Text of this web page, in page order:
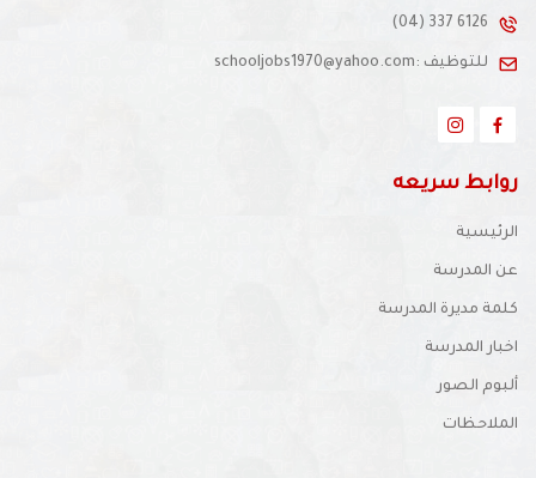
(04) 337 6126
للتوظيف :schooljobs1970@yahoo.com
روابط سريعه
الرئيسية
عن المدرسة
كلمة مديرة المدرسة
اخبار المدرسة
ألبوم الصور
الملاحظات